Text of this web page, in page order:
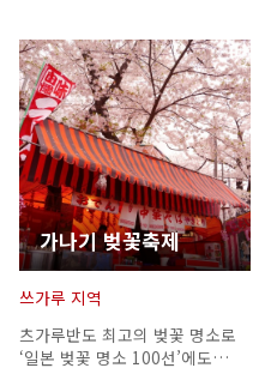
가나기 벚꽃축제
쓰가루 지역
츠가루반도 최고의 벚꽃 명소로
‘일본 벚꽃 명소 100선’에도…